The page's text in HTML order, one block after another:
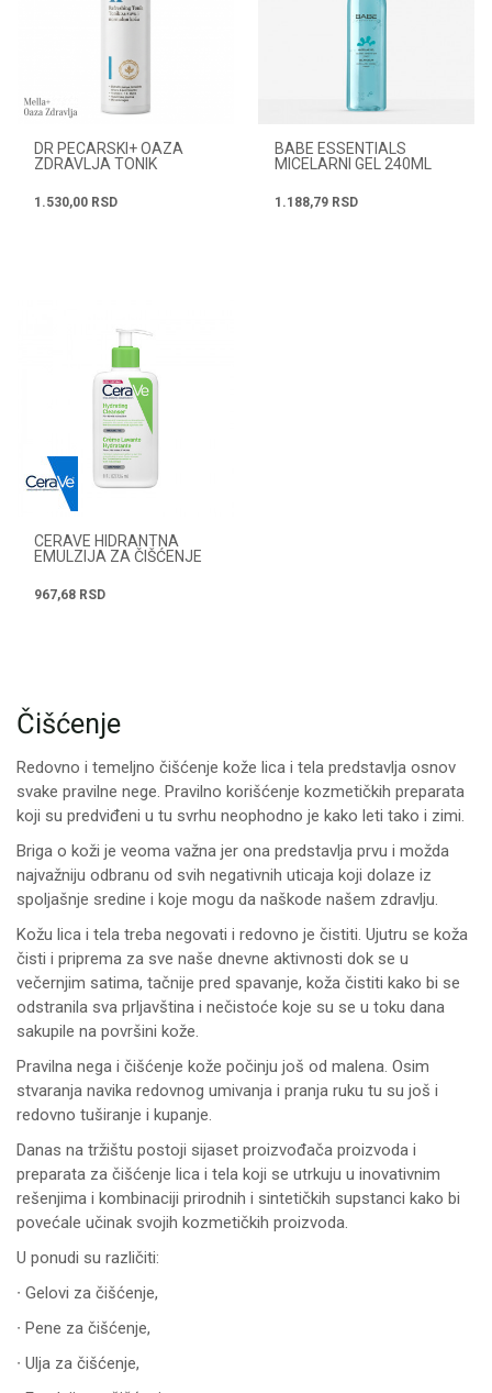
DR PECARSKI+ OAZA
ZDRAVLJA TONIK
NORMALNU KOŽU 200ML
1.530,00 RSD
BABE ESSENTIALS
MICELARNI GEL 240ML
1.188,79 RSD
CERAVE HIDRANTNA
EMULZIJA ZA ČIŠĆENJE
KOŽU 236ML
967,68 RSD
Čišćenje
Redovno i temeljno čišćenje kože lica i tela predstavlja osnov
svake pravilne nege. Pravilno korišćenje kozmetičkih preparata
koji su predviđeni u tu svrhu neophodno je kako leti tako i zimi.
Briga o koži je veoma važna jer ona predstavlja prvu i možda
najvažniju odbranu od svih negativnih uticaja koji dolaze iz
spoljašnje sredine i koje mogu da naškode našem zdravlju.
Kožu lica i tela treba negovati i redovno je čistiti. Ujutru se koža
čisti i priprema za sve naše dnevne aktivnosti dok se u
večernjim satima, tačnije pred spavanje, koža čistiti kako bi se
odstranila sva prljavština i nečistoće koje su se u toku dana
sakupile na površini kože.
Pravilna nega i čišćenje kože počinju još od malena. Osim
stvaranja navika redovnog umivanja i pranja ruku tu su još i
redovno tuširanje i kupanje.
Danas na tržištu postoji sijaset proizvođača proizvoda i
preparata za čišćenje lica i tela koji se utrkuju u inovativnim
rešenjima i kombinaciji prirodnih i sintetičkih supstanci kako bi
povećale učinak svojih kozmetičkih proizvoda.
U ponudi su različiti:
∙ Gelovi za čišćenje,
∙ Pene za čišćenje,
∙ Ulja za čišćenje,